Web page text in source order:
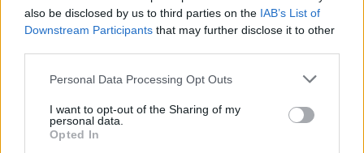
also be disclosed by us to third parties on the IAB’s List of
Downstream Participants that may further disclose it to other
Please note that this website/app uses one or more Google
not limited to your visit or usage behaviour. You may click to
grant or deny consent to Google and its third-party tags to
use your data for below specified purposes in below Google
Personal Data Processing Opt Outs
I want to opt-out of the Sharing of my
personal data.
Opted In
Migliori cliniche di estetica medicale avanzata
in Europa: classifica dei 5 centri di riferimento
pe…
Incendi, a San Pasquale arriva il Campo Base:
l’inaugurazione